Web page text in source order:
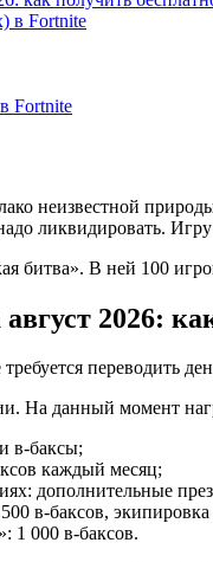
в Fortnite
Fortnite
неизвестной
ликвидировать.
битва». В ней 100
2026:
переводить
На данный момент
в-баксы;
каждый месяц;
дополнительные
в-баксов,
1 000 в-баксов.